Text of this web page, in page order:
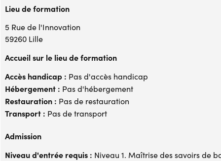
Lieu de formation
5 Rue de l'Innovation
59260 Lille
Accueil sur le lieu de formation
Accès handicap : Pas d'accès handicap
Hébergement : Pas d'hébergement
Restauration : Pas de restauration
Transport : Pas de transport
Admission
Niveau d'entrée requis : Niveau 1. Maîtrise des savoirs de